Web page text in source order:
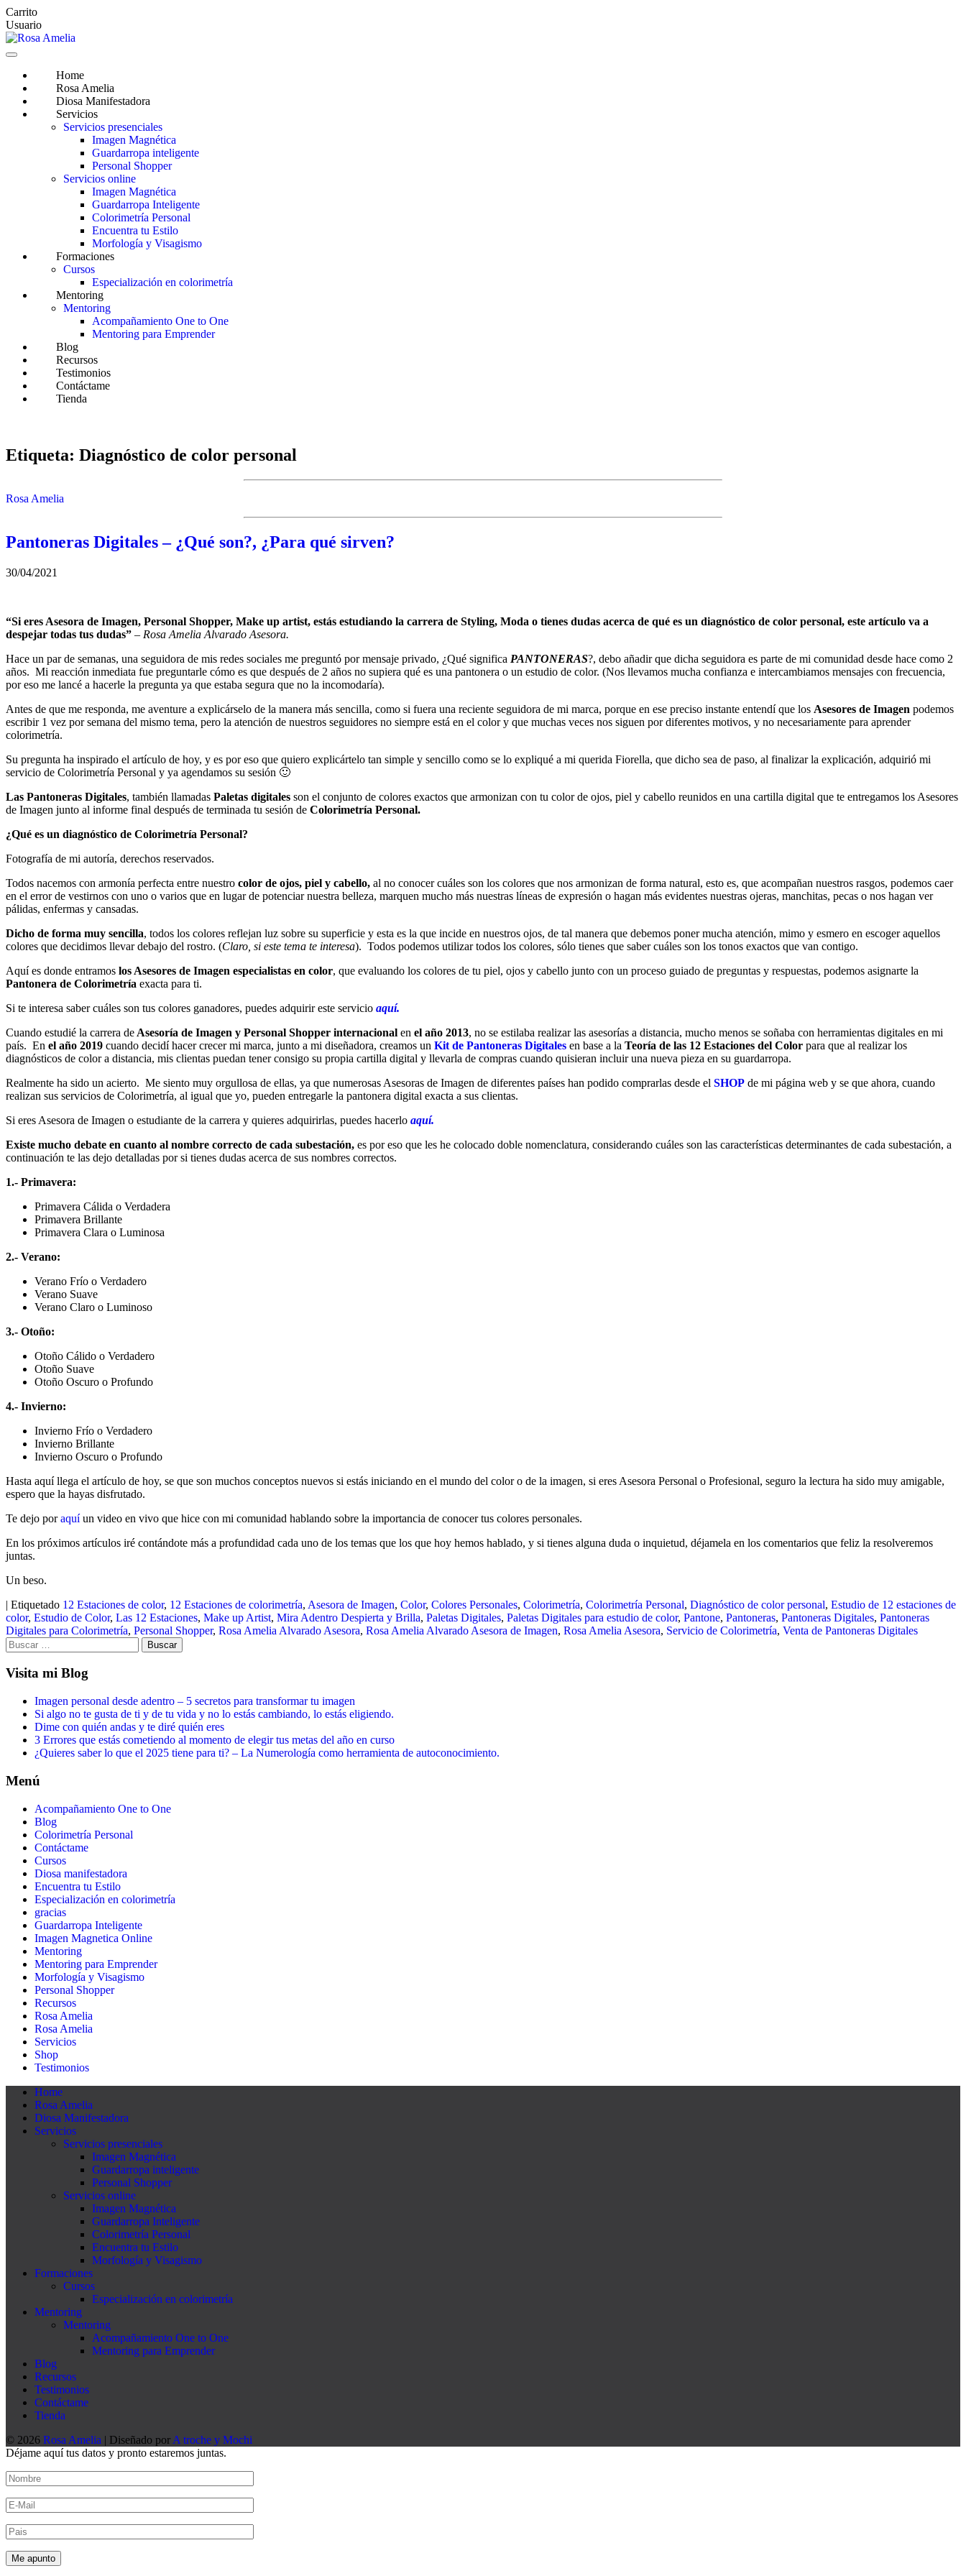
Saltar
al
contenido
Carrito
Usuario
Home
Rosa Amelia
Diosa Manifestadora
Servicios
Servicios presenciales
Imagen Magnética
Guardarropa inteligente
Personal Shopper
Servicios online
Imagen Magnética
Guardarropa Inteligente
Colorimetría Personal
Encuentra tu Estilo
Morfología y Visagismo
Formaciones
Cursos
Especialización en colorimetría
Mentoring
Mentoring
Acompañamiento One to One
Mentoring para Emprender
Blog
Recursos
Testimonios
Contáctame
Tienda
Etiqueta: Diagnóstico de color personal
Rosa Amelia
Pantoneras Digitales – ¿Qué son?, ¿Para qué sirven?
30/04/2021
“Si eres Asesora de Imagen, Personal Shopper, Make up artist, estás estudiando la carrera de Styling, Moda o tienes dudas acerca de qué es un diagnóstico de color personal, este artículo va a
despejar todas tus dudas” – Rosa Amelia Alvarado Asesora.
Hace un par de semanas, una seguidora de mis redes sociales me preguntó por mensaje privado, ¿Qué significa PANTONERAS?, debo añadir que dicha seguidora es parte de mi comunidad desde hace como 2
años. Mi reacción inmediata fue preguntarle cómo es que después de 2 años no supiera qué es una pantonera o un estudio de color. (Nos llevamos mucha confianza e intercambiamos mensajes con frecuencia,
por eso me lancé a hacerle la pregunta ya que estaba segura que no la incomodaría).
Antes de que me responda, me aventure a explicárselo de la manera más sencilla, como si fuera una reciente seguidora de mi marca, porque en ese preciso instante entendí que los Asesores de Imagen podemos
escribir 1 vez por semana del mismo tema, pero la atención de nuestros seguidores no siempre está en el color y que muchas veces nos siguen por diferentes motivos, y no necesariamente para aprender
colorimetría.
Su pregunta ha inspirado el artículo de hoy, y es por eso que quiero explicártelo tan simple y sencillo como se lo expliqué a mi querida Fiorella, que dicho sea de paso, al finalizar la explicación, adquirió mi
servicio de Colorimetría Personal y ya agendamos su sesión 🙂
Las Pantoneras Digitales, también llamadas Paletas digitales son el conjunto de colores exactos que armonizan con tu color de ojos, piel y cabello reunidos en una cartilla digital que te entregamos los Asesores
de Imagen junto al informe final después de terminada tu sesión de Colorimetría Personal.
¿Qué es un diagnóstico de Colorimetría Personal?
Fotografía de mi autoría, derechos reservados.
Todos nacemos con armonía perfecta entre nuestro color de ojos, piel y cabello, al no conocer cuáles son los colores que nos armonizan de forma natural, esto es, que acompañan nuestros rasgos, podemos caer
en el error de vestirnos con uno o varios que en lugar de potenciar nuestra belleza, marquen mucho más nuestras líneas de expresión o hagan más evidentes nuestras ojeras, manchitas, pecas o nos hagan ver
pálidas, enfermas y cansadas.
Dicho de forma muy sencilla, todos los colores reflejan luz sobre su superficie y esta es la que incide en nuestros ojos, de tal manera que debemos poner mucha atención, mimo y esmero en escoger aquellos
colores que decidimos llevar debajo del rostro. (Claro, si este tema te interesa). Todos podemos utilizar todos los colores, sólo tienes que saber cuáles son los tonos exactos que van contigo.
Aquí es donde entramos los Asesores de Imagen especialistas en color, que evaluando los colores de tu piel, ojos y cabello junto con un proceso guiado de preguntas y respuestas, podemos asignarte la
Pantonera de Colorimetría exacta para ti.
Si te interesa saber cuáles son tus colores ganadores, puedes adquirir este servicio aquí.
Cuando estudié la carrera de Asesoría de Imagen y Personal Shopper internacional en el año 2013, no se estilaba realizar las asesorías a distancia, mucho menos se soñaba con herramientas digitales en mi
país. En el año 2019 cuando decidí hacer crecer mi marca, junto a mi diseñadora, creamos un Kit de Pantoneras Digitales en base a la Teoría de las 12 Estaciones del Color para que al realizar los
diagnósticos de color a distancia, mis clientas puedan tener consigo su propia cartilla digital y llevarla de compras cuando quisieran incluir una nueva pieza en su guardarropa.
Realmente ha sido un acierto. Me siento muy orgullosa de ellas, ya que numerosas Asesoras de Imagen de diferentes países han podido comprarlas desde el SHOP de mi página web y se que ahora, cuando
realizan sus servicios de Colorimetría, al igual que yo, pueden entregarle la pantonera digital exacta a sus clientas.
Si eres Asesora de Imagen o estudiante de la carrera y quieres adquirirlas, puedes hacerlo aquí.
Existe mucho debate en cuanto al nombre correcto de cada subestación, es por eso que les he colocado doble nomenclatura, considerando cuáles son las características determinantes de cada subestación, a
continuación te las dejo detalladas por si tienes dudas acerca de sus nombres correctos.
1.- Primavera:
Primavera Cálida o Verdadera
Primavera Brillante
Primavera Clara o Luminosa
2.- Verano:
Verano Frío o Verdadero
Verano Suave
Verano Claro o Luminoso
3.- Otoño:
Otoño Cálido o Verdadero
Otoño Suave
Otoño Oscuro o Profundo
4.- Invierno:
Invierno Frío o Verdadero
Invierno Brillante
Invierno Oscuro o Profundo
Hasta aquí llega el artículo de hoy, se que son muchos conceptos nuevos si estás iniciando en el mundo del color o de la imagen, si eres Asesora Personal o Profesional, seguro la lectura ha sido muy amigable,
espero que la hayas disfrutado.
Te dejo poraquíun video en vivo que hice con mi comunidad hablando sobre la importancia de conocer tus colores personales.
En los próximos artículos iré contándote más a profundidad cada uno de los temas que los que hoy hemos hablado, y si tienes alguna duda o inquietud, déjamela en los comentarios que feliz la resolveremos
juntas.
Un beso.
| Etiquetado 12 Estaciones de color, 12 Estaciones de colorimetría, Asesora de Imagen, Color, Colores Personales, Colorimetría, Colorimetría Personal, Diagnóstico de color personal, Estudio de 12 estaciones de
color, Estudio de Color, Las 12 Estaciones, Make up Artist, Mira Adentro Despierta y Brilla, Paletas Digitales, Paletas Digitales para estudio de color, Pantone, Pantoneras, Pantoneras Digitales, Pantoneras
Digitales para Colorimetría, Personal Shopper, Rosa Amelia Alvarado Asesora, Rosa Amelia Alvarado Asesora de Imagen, Rosa Amelia Asesora, Servicio de Colorimetría, Venta de Pantoneras Digitales
Visita mi Blog
Imagen personal desde adentro – 5 secretos para transformar tu imagen
Si algo no te gusta de ti y de tu vida y no lo estás cambiando, lo estás eligiendo.
Dime con quién andas y te diré quién eres
3 Errores que estás cometiendo al momento de elegir tus metas del año en curso
¿Quieres saber lo que el 2025 tiene para ti? – La Numerología como herramienta de autoconocimiento.
Menú
Acompañamiento One to One
Blog
Colorimetría Personal
Contáctame
Cursos
Diosa manifestadora
Encuentra tu Estilo
Especialización en colorimetría
gracias
Guardarropa Inteligente
Imagen Magnetica Online
Mentoring
Mentoring para Emprender
Morfología y Visagismo
Personal Shopper
Recursos
Rosa Amelia
Rosa Amelia
Servicios
Shop
Testimonios
Home
Rosa Amelia
Diosa Manifestadora
Servicios
Servicios presenciales
Imagen Magnética
Guardarropa inteligente
Personal Shopper
Servicios online
Imagen Magnética
Guardarropa Inteligente
Colorimetría Personal
Encuentra tu Estilo
Morfología y Visagismo
Formaciones
Cursos
Especialización en colorimetría
Mentoring
Mentoring
Acompañamiento One to One
Mentoring para Emprender
Blog
Recursos
Testimonios
Contáctame
Tienda
© 2026 Rosa Amelia | Diseñado por A troche y Mochi
Déjame aquí tus datos y pronto estaremos juntas.